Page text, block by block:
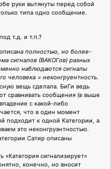
руки вытянуты перед собой
типа одно сообщение.
т.д. и т.п.?
полностью, но более-
сигналов (ВАКОГов) разных
наблюдаются сигналы
человека = неконгруентность.
вещь сделала. БиГи ведь
сравнивать сообщения (в выше
с какой-либо
что в один момент
подходит к одной Категории, а
это неконгруэнтностью.
Сатир описаны
«Категория сигнализирует»
конечно, но вносит